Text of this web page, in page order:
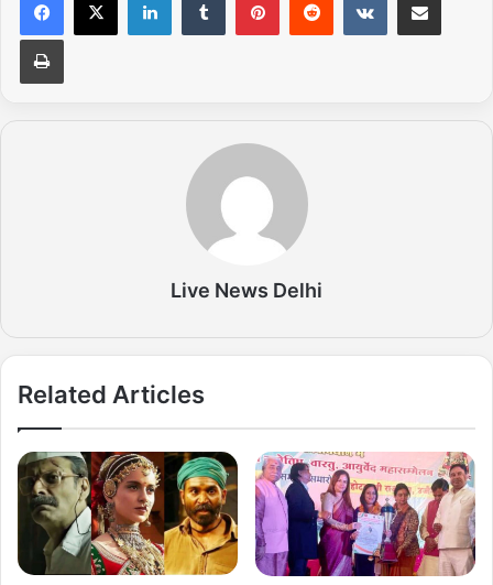
Live News Delhi
Related Articles